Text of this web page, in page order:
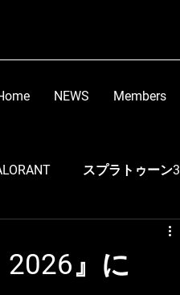
NEWS Members
スプラトゥーン3
2026』に